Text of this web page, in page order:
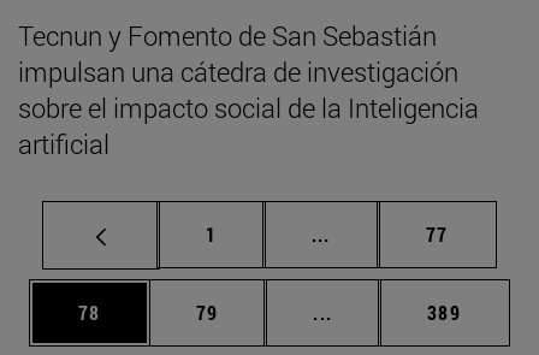
Tecnun y Fomento de San Sebastián
impulsan una cátedra de investigación
sobre el impacto social de la Inteligencia
artificial
Página
1 ... Páginas intermedias
Página
77
Página
78 Página
79 ... Páginas intermedias
Página
389